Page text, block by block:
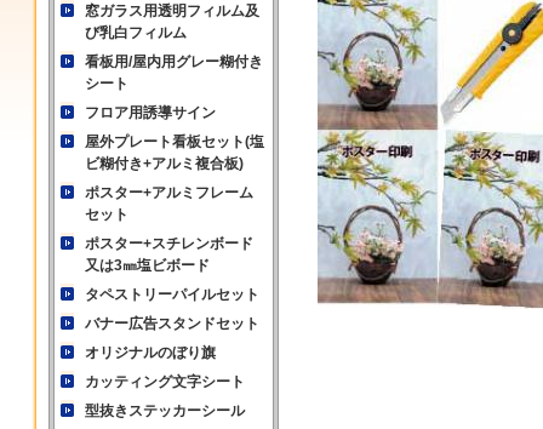
窓ガラス用透明フィルム及
び乳白フィルム
看板用/屋内用グレー糊付き
シート
フロア用誘導サイン
屋外プレート看板セット(塩
ビ糊付き+アルミ複合板)
ポスター+アルミフレーム
セット
ポスター+スチレンボード
又は3㎜塩ビボード
タペストリーパイルセット
バナー広告スタンドセット
オリジナルのぼり旗
カッティング文字シート
型抜きステッカーシール